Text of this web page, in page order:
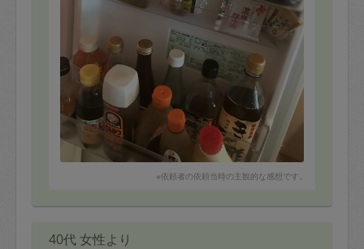
※依頼者の依頼当時の主観的な感想です。
40代 女性より